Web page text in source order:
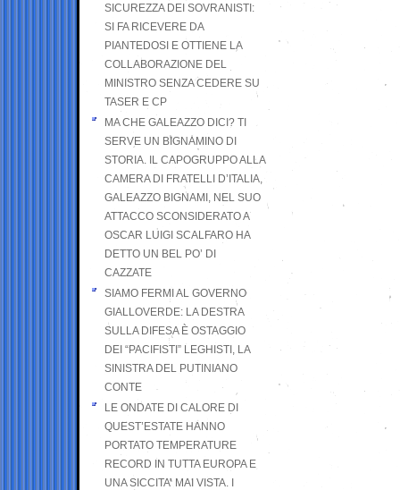
SICUREZZA DEI SOVRANISTI:
SI FA RICEVERE DA
PIANTEDOSI E OTTIENE LA
COLLABORAZIONE DEL
MINISTRO SENZA CEDERE SU
TASER E CP
MA CHE GALEAZZO DICI? TI
SERVE UN BIGNAMINO DI
STORIA. IL CAPOGRUPPO ALLA
CAMERA DI FRATELLI D’ITALIA,
GALEAZZO BIGNAMI, NEL SUO
ATTACCO SCONSIDERATO A
OSCAR LUIGI SCALFARO HA
DETTO UN BEL PO’ DI
CAZZATE
SIAMO FERMI AL GOVERNO
GIALLOVERDE: LA DESTRA
SULLA DIFESA È OSTAGGIO
DEI “PACIFISTI” LEGHISTI, LA
SINISTRA DEL PUTINIANO
CONTE
LE ONDATE DI CALORE DI
QUEST’ESTATE HANNO
PORTATO TEMPERATURE
RECORD IN TUTTA EUROPA E
UNA SICCITA’ MAI VISTA. I